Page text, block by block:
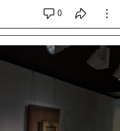
0
시리즈 전체